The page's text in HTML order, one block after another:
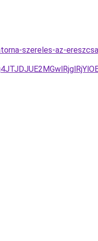
szereles-az-